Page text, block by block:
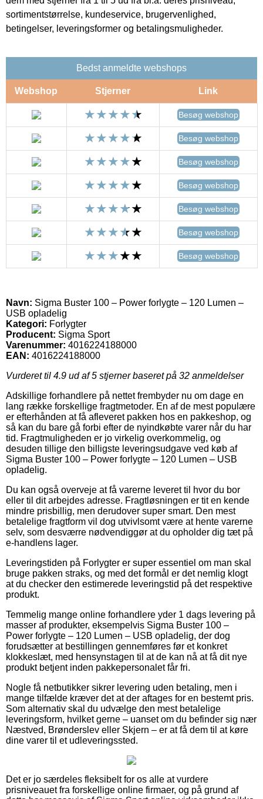
sortimentstørrelse, kundeservice, brugervenlighed,
betingelser, leveringsformer og betalingsmuligheder.
Bedst anmeldte webshops
Webshop Stjerner Link
Besøg webshop
Besøg webshop
Besøg webshop
Besøg webshop
Besøg webshop
Besøg webshop
Besøg webshop
Navn: Sigma Buster 100 – Power forlygte – 120 Lumen –
USB opladelig
Kategori: Forlygter
Producent: Sigma Sport
Varenummer: 4016224188000
EAN: 4016224188000
Vurderet til 4.9 ud af 5 stjerner baseret på 32 anmeldelser
Adskillige forhandlere på nettet frembyder nu om dage en
lang række forskellige fragtmetoder. En af de mest populære
er efterhånden at få afleveret pakken hos en pakkeshop, og
så kan du bare gå forbi efter de nyindkøbte varer når du har
tid. Fragtmuligheden er jo virkelig overkommelig, og
desuden tillige den billigste leveringsudgave ved køb af
Sigma Buster 100 – Power forlygte – 120 Lumen – USB
opladelig.
Du kan også overveje at få varerne leveret til hvor du bor
eller til dit arbejdes adresse. Fragtløsningen er tit en kende
mindre prisbillig, men derudover super smart. Den mest
betalelige fragtform vil dog utvivlsomt være at hente varerne
selv, som desværre nødvendiggør at du opholder dig tæt på
e-handlens lager.
Leveringstiden på Forlygter er super essentiel om man skal
bruge pakken straks, og med det formål er det nemlig klogt
at du checker den estimerede leveringstid på det respektive
produkt.
Temmelig mange online forhandlere yder 1 dags levering på
masser af produkter, eksempelvis Sigma Buster 100 –
Power forlygte – 120 Lumen – USB opladelig, der dog
forudsætter at bestillingen gennemføres før et konkret
klokkeslæt, med hensynstagen til at de kan nå at få dit nye
produkt betjent inden pakkepersonalet får fri.
Nogle få netbutikker sikrer levering uden betaling, men i
mange tilfælde kræver det at der aftages for en bestemt pris.
Som alternativ skal du udvælge den mest betalelige
leveringsform, hvilket gerne – uanset om du befinder sig nær
Næstved, Brønderslev eller Skjern – er at få dem til at køre
dine varer til et udleveringssted.
Det er jo særdeles fleksibelt for os alle at vurdere
prisniveauet fra forskellige online firmaer, og på grund af